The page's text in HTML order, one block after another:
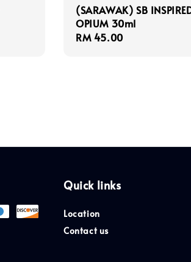
(SARAWAK) SB
OPIUM 30ml
Regular
RM 45.00
Quick links
Location
Contact us